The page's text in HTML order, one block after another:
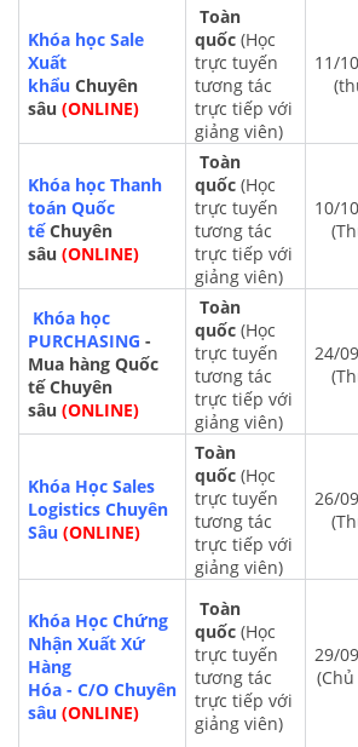
Khóa học Sale
Xuất
khẩu Chuyên
sâu (ONLINE)
Toàn
quốc (Học
trực tuyến
tương tác
trực tiếp với
giảng viên)
11/
Khóa học Thanh
toán Quốc
tếChuyên
sâu (ONLINE)
Toàn
quốc (Học
trực tuyến
tương tác
trực tiếp với
giảng viên)
10/
Khóa học
PURCHASING -
Mua hàng Quốc
tế Chuyên
sâu (ONLINE)
Toàn
quốc (Học
trực tuyến
tương tác
trực tiếp với
giảng viên)
24/
Khóa Học Sales
Logistics Chuyên
Sâu (ONLINE)
Toàn
quốc (Học
trực tuyến
tương tác
trực tiếp với
giảng viên)
26/
Khóa Học Chứng
Nhận Xuất Xứ
Hàng
Hóa - C/O Chuyên
sâu (ONLINE)
Toàn
quốc (Học
trực tuyến
tương tác
trực tiếp với
giảng viên)
29/